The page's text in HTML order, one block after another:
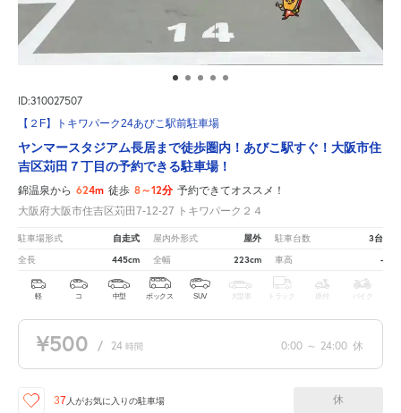
ID:310027507
【２F】トキワパーク24あびこ駅前駐車場
ヤンマースタジアム長居まで徒歩圏内！あびこ駅すぐ！大阪市住
吉区苅田７丁目の予約できる駐車場！
錦温泉から 624m 徒歩 8～12分 予約できてオススメ！
大阪府大阪市住吉区苅田7-12-27 トキワパーク２４
駐車場形式 自走式 屋内外形式 屋外 駐車台数 3台
全長 445cm 全幅 223cm 車高 -
軽 コ 中型 ボックス SUV 大型車 トラック 原付 バイク
¥500 / 24 時間 0:00 ～ 24:00 休
37 人がお気に入りの駐車場 休